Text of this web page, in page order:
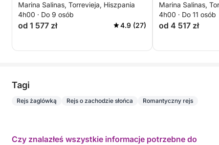
jakości cavy – ALL INCLUSIVE
Marina Salinas, Torrevieja, Hiszpania
4h00 · Do 9 osób
od 1 577 zł 4.9 (27)
Marina Salinas,
4h00 · Do 11 osób
od 4 517 zł
Tagi
Rejs żaglówką Rejs o zachodzie słońca Romantyczny rejs
Czy znalazłeś wszystkie informacje potrzebne do